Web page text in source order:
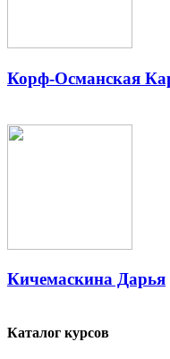
Корф-Османская
Кичемаскина Дарья
Каталог курсов